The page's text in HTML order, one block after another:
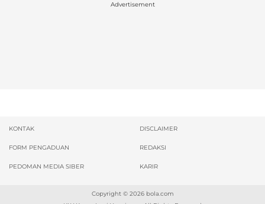
Advertisement
KONTAK DISCLAIMER
FORM PENGADUAN REDAKSI
PEDOMAN MEDIA SIBER KARIR
Copyright © 2026 bola.com